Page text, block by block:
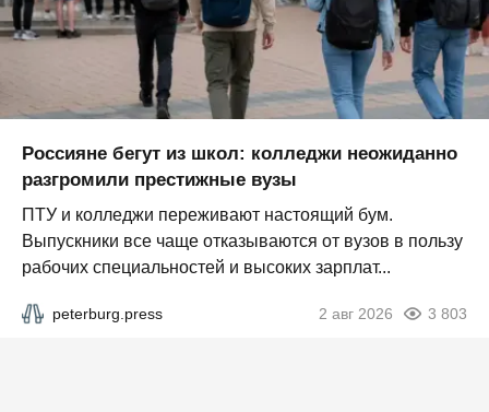
Россияне бегут из школ: колледжи неожиданно
разгромили престижные вузы
ПТУ и колледжи переживают настоящий бум.
Выпускники все чаще отказываются от вузов в пользу
рабочих специальностей и высоких зарплат...
peterburg.press 2 авг 2026 3 803